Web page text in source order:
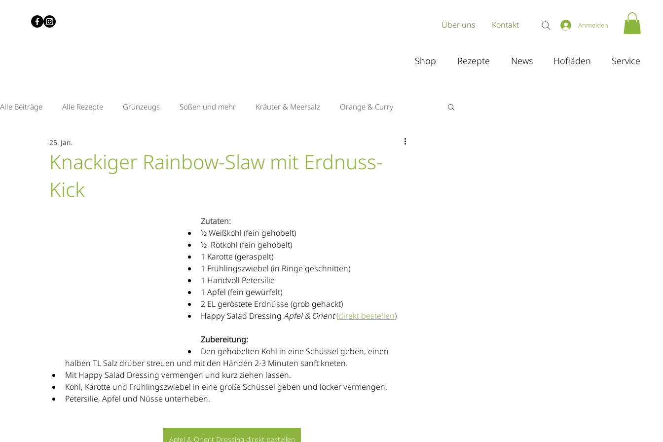
Über uns Kontakt Anmelden
Shop Rezepte News Hofläden Service
Alle Beiträge Alle Rezepte Grünzeugs Soßen und mehr Kräuter & Meersalz Orange & Curry
Quitte & Senf
Heidelbeere & Zitrone
Knackiger Rainbow-Slaw mit Erdnuss-
Kick
25. Jan.
Zutaten:
½ Weißkohl (fein gehobelt)
½  Rotkohl (fein gehobelt)
1 Karotte (geraspelt)
1 Frühlingszwiebel (in Ringe geschnitten)
1 Handvoll Petersilie
1 Apfel (fein gewürfelt)
2 EL geröstete Erdnüsse (grob gehackt)
Happy Salad Dressing Apfel & Orient (direkt bestellen)
Zubereitung:
Den gehobelten Kohl in eine Schüssel geben, einen
halben TL Salz drüber streuen und mit den Händen 2-3 Minuten sanft kneten.
Mit Happy Salad Dressing vermengen und kurz ziehen lassen.
Kohl, Karotte und Frühlingszwiebel in eine große Schüssel geben und locker vermengen.
Petersilie, Apfel und Nüsse unterheben.
Apfel & Orient Dressing direkt bestellen